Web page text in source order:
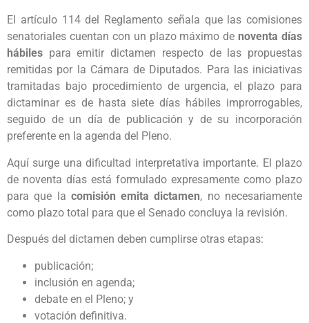
El artículo 114 del Reglamento señala que las comisiones
senatoriales cuentan con un plazo máximo de noventa días
hábiles para emitir dictamen respecto de las propuestas
remitidas por la Cámara de Diputados. Para las iniciativas
tramitadas bajo procedimiento de urgencia, el plazo para
dictaminar es de hasta siete días hábiles improrrogables,
seguido de un día de publicación y de su incorporación
preferente en la agenda del Pleno.
Aquí surge una dificultad interpretativa importante. El plazo
de noventa días está formulado expresamente como plazo
para que la comisión emita dictamen, no necesariamente
como plazo total para que el Senado concluya la revisión.
Después del dictamen deben cumplirse otras etapas:
publicación;
inclusión en agenda;
debate en el Pleno; y
votación definitiva.